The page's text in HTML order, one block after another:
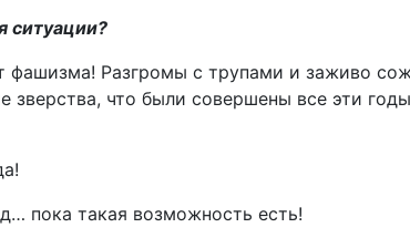
ситуации?
фашизма! Разгромы с трупами и заживо
что были совершены все эти
пока такая возможность есть!